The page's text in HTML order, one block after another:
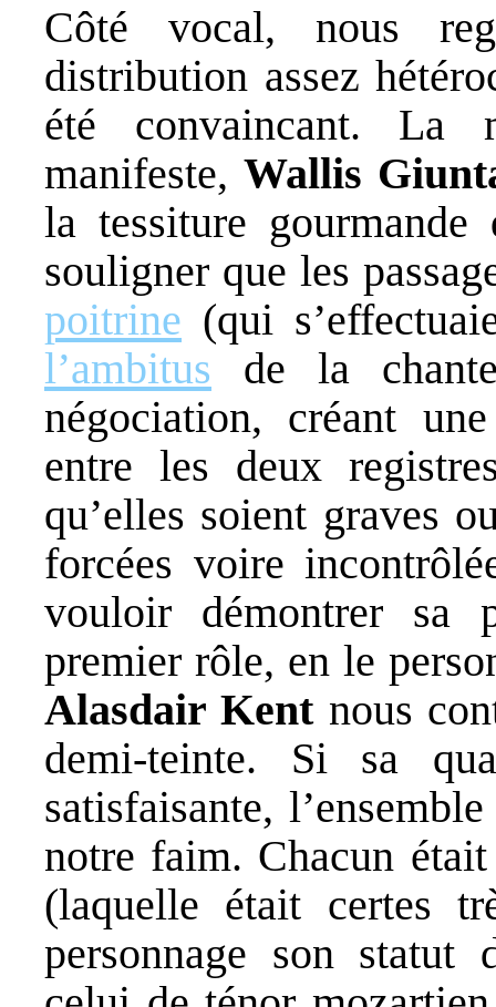
Côté vocal, nous
distribution assez
été convaincant. La
manifeste,Wallis
la tessiture
souligner que les
poitrine (qui
l’ambitus de la
négociation, créant
entre les deux
qu’elles soient graves
forcées voire
vouloir démontrer sa
premier rôle, en le
Alasdair Kentnous
demi-teinte. Si sa
satisfaisante,
notre faim. Chacun
(laquelle était certes
personnage son statut